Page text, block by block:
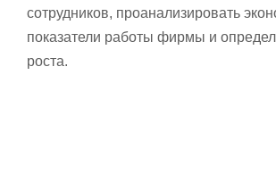
сотрудников, проанализировать
показатели работы фирмы и
роста.